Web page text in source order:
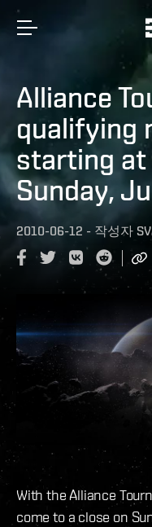
Alliance
qualifying
starting at
Sunday,
2010-06-12 - 작성자
With the Alliance
come to a close on